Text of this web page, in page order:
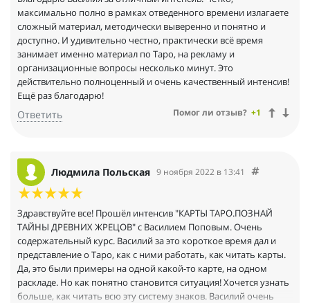
максимально полно в рамках отведенного времени излагаете
сложный материал, методически выверенно и понятно и
доступно. И удивительно честно, практически всё время
занимает именно материал по Таро, на рекламу и
организационные вопросы несколько минут. Это
действительно полноценный и очень качественный интенсив!
Ещё раз благодарю!
Ответить Помог ли отзыв? +1
Людмила Польская 9 ноября 2022 в 13:41
Здравствуйте все! Прошёл интенсив "КАРТЫ ТАРО.ПОЗНАЙ
ТАЙНЫ ДРЕВНИХ ЖРЕЦОВ" с Василием Поповым. Очень
содержательный курс. Василий за это короткое время дал и
представление о Таро, как с ними работать, как читать карты.
Да, это были примеры на одной какой-то карте, на одном
раскладе. Но как понятно становится ситуация! Хочется узнать
больше, как читать всю эту систему знаков. Василий очень